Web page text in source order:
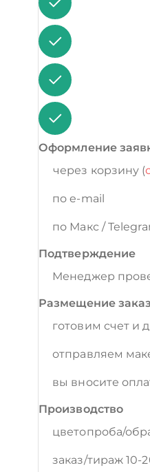
Оформление
через корзину (
по e-mail
по Макс /
Подтверждение
Менеджер
Размещение
готовим счет и
отправляем
вы вносите
Производство
цветопроба/
заказ/тираж 10-